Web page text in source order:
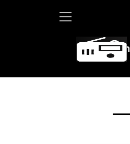
Martha Debayle en W,